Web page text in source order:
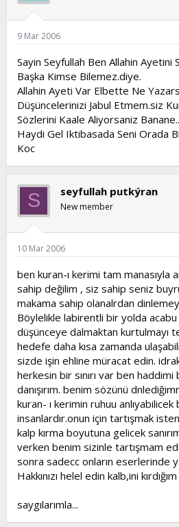
9 Mar 2006
Sayin Seyfullah Ben Allahin Ayetini
Başka Kimse Bilemez.diye.
Allahin Ayeti Var Elbette Ne
Düşüncelerinizi Jabul Etmem.siz
Sözlerini Kaale Aliyorsaniz
Haydi Gel Iktibasada Seni Orada
Koc
S seyfullah putkýran
New member
10 Mar 2006
ben kuran-ı kerimi tam manasıyla
sahip değilim , siz sahip seniz
makama sahip olanalrdan
Böylelikle labirentli bir yolda
düşünceye dalmaktan kurtulmayı
hedefe daha kısa zamanda
sizde işin ehline müracat edin.
herkesin bir sınırı var ben
danışırım. benim sözünü
kuran- ı kerimin ruhuu
insanlardır.onun için tartışmak
kalp kırma boyutuna gelicek
verken benim sizinle tartışmam
sonra sadecc onların eserlerinde
Hakkınızı helel edin kalb,ini
saygılarımla...